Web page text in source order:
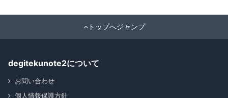
トップへジャンプ
degitekunote2について
お問い合わせ
個人情報保護方針